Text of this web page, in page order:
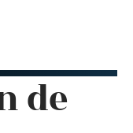
de